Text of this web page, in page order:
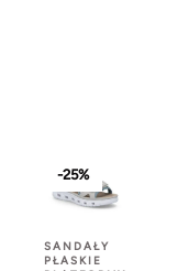
-25%
SANDAŁY
PŁASKIE